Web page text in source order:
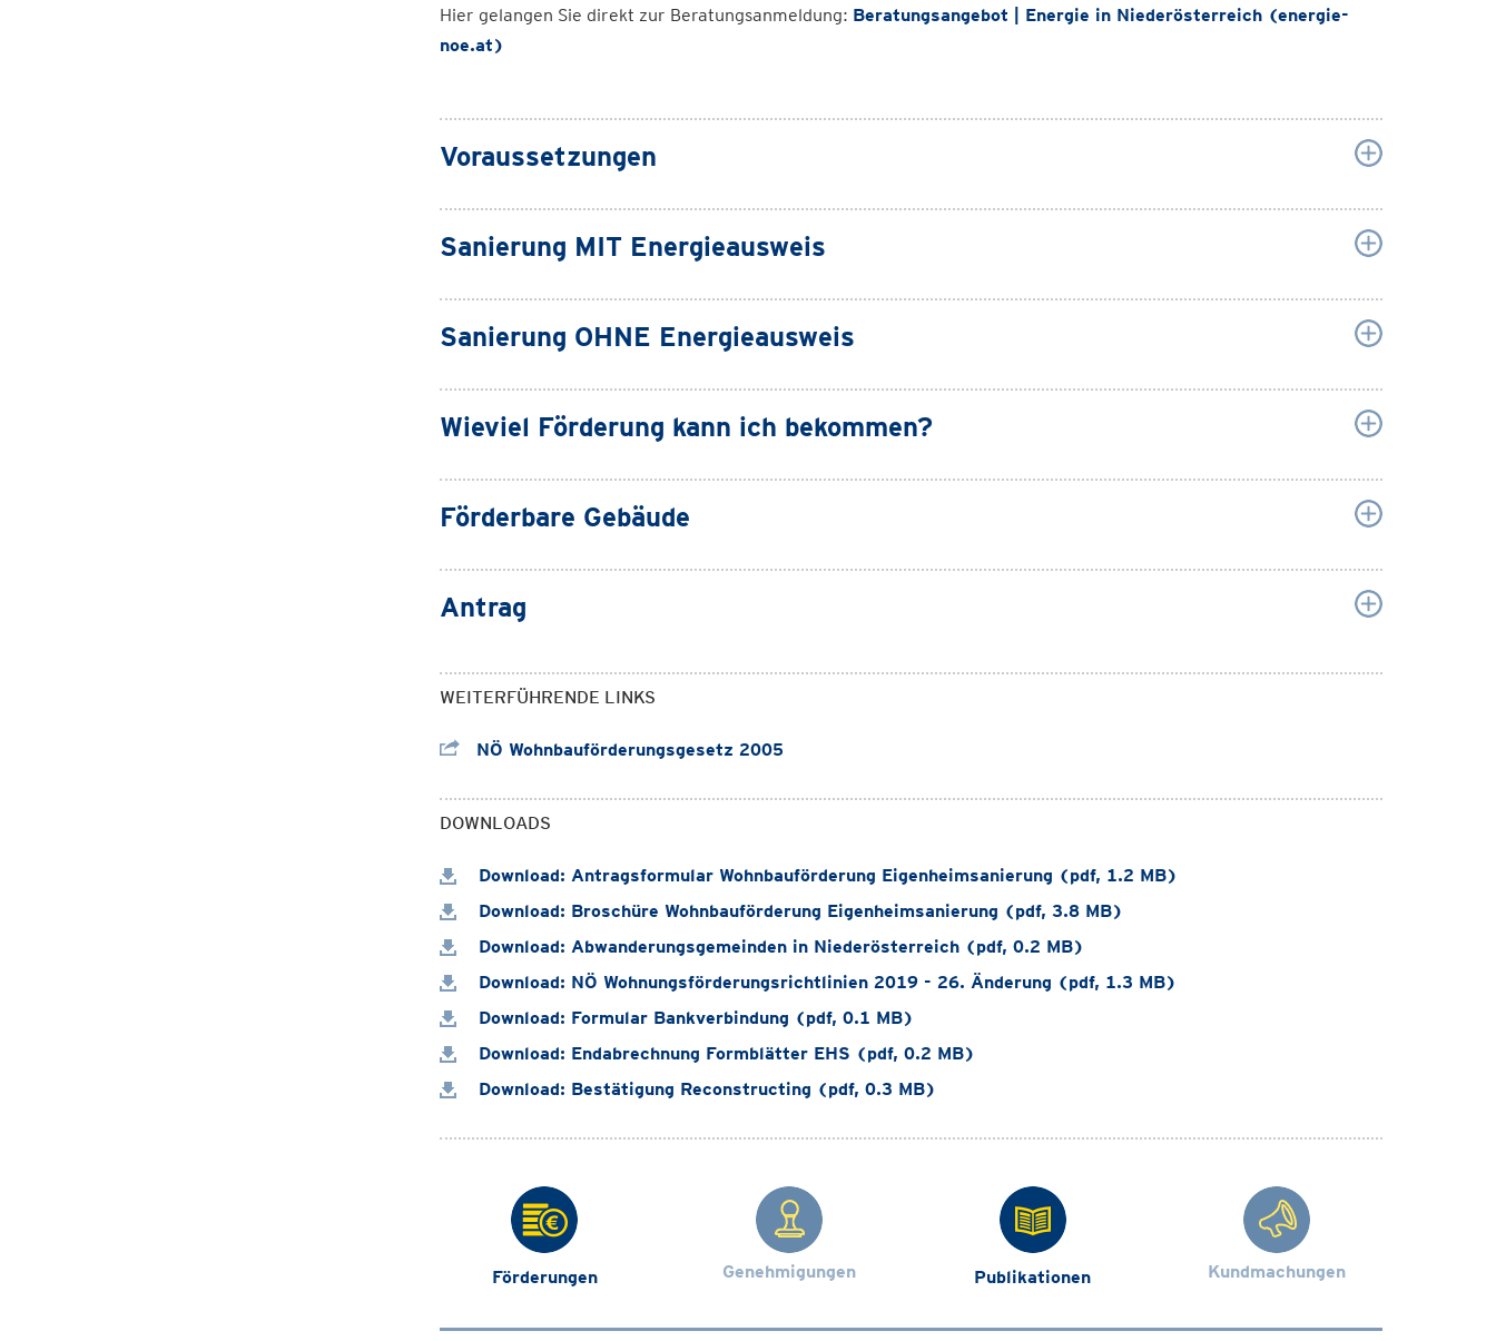
Hier gelangen Sie direkt zur Beratungsanmeldung: Beratungsangebot | Energie in Niederösterreich (energie-
noe.at)
Voraussetzungen
Sanierung MIT Energieausweis
Sanierung OHNE Energieausweis
Wieviel Förderung kann ich bekommen?
Förderbare Gebäude
Antrag
WEITERFÜHRENDE LINKS
NÖ Wohnbauförderungsgesetz 2005
DOWNLOADS
Download: Antragsformular Wohnbauförderung Eigenheimsanierung (pdf, 1.2 MB)
Download: Broschüre Wohnbauförderung Eigenheimsanierung (pdf, 3.8 MB)
Download: Abwanderungsgemeinden in Niederösterreich (pdf, 0.2 MB)
Download: NÖ Wohnungsförderungsrichtlinien 2019 - 26. Änderung (pdf, 1.3 MB)
Download: Formular Bankverbindung (pdf, 0.1 MB)
Download: Endabrechnung Formblätter EHS (pdf, 0.2 MB)
Download: Bestätigung Reconstructing (pdf, 0.3 MB)
Förderungen Genehmigungen Publikationen Kundmachungen